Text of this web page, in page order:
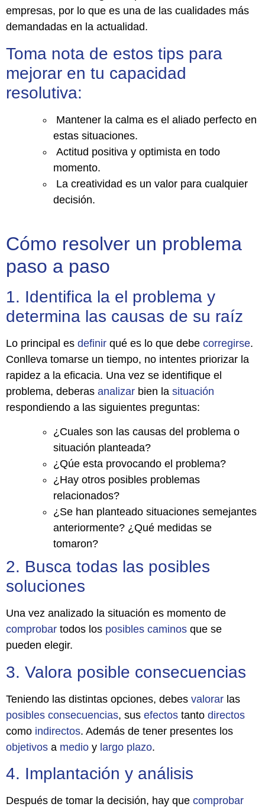
empresas, por lo que es una de las cualidades más
demandadas en la actualidad.
Toma nota de estos tips para
mejorar en tu capacidad
resolutiva:
Mantener la calma es el aliado perfecto en
estas situaciones.
Actitud positiva y optimista en todo
momento.
La creatividad es un valor para cualquier
decisión.
Cómo resolver un problema
paso a paso
1. Identifica la el problema y
determina las causas de su raíz
Lo principal es definir qué es lo que debe corregirse.
Conlleva tomarse un tiempo, no intentes priorizar la
rapidez a la eficacia. Una vez se identifique el
problema, deberas analizar bien la situación
respondiendo a las siguientes preguntas:
¿Cuales son las causas del problema o
situación planteada?
¿Qúe esta provocando el problema?
¿Hay otros posibles problemas
relacionados?
¿Se han planteado situaciones semejantes
anteriormente? ¿Qué medidas se
tomaron?
2. Busca todas las posibles
soluciones
Una vez analizado la situación es momento de
comprobar todos los posibles caminos que se
pueden elegir.
3. Valora posible consecuencias
Teniendo las distintas opciones, debes valorar las
posibles consecuencias, sus efectos tanto directos
como indirectos. Además de tener presentes los
objetivos a medio y largo plazo.
4. Implantación y análisis
Después de tomar la decisión, hay que comprobar